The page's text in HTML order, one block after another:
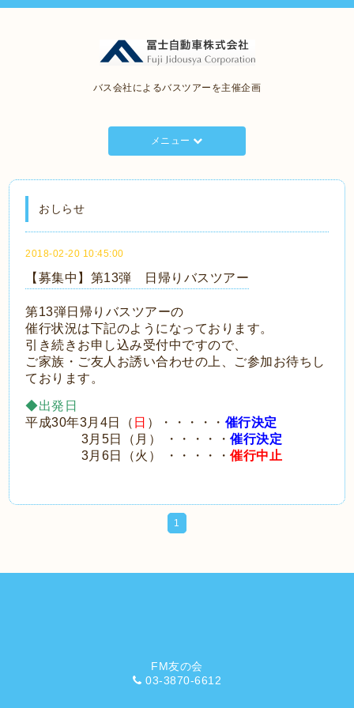
バス会社によるバスツアーを主催企画
メニュー
おしらせ
2018-02-20 10:45:00
【募集中】第13弾 日帰りバスツアー
第13弾日帰りバスツアーの
催行状況は下記のようになっております。
引き続きお申し込み受付中ですので、
ご家族・ご友人お誘い合わせの上、ご参加お待ちし
ております。
◆出発日
平成30年3月4日（ 日 ）・・・・・ 催行決定
3月5日（月） ・・・・・催行決定
3月6日（火） ・・・・・催行中止
1
FM友の会
03-3870-6612